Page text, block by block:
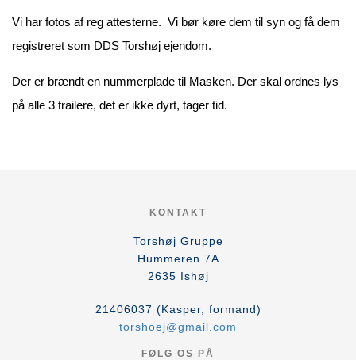
Vi har fotos af reg attesterne. Vi bør køre dem til syn og få dem
registreret som DDS Torshøj ejendom.
Der er brændt en nummerplade til Masken. Der skal ordnes lys
på alle 3 trailere, det er ikke dyrt, tager tid.
KONTAKT
Torshøj Gruppe
Hummeren 7A
2635 Ishøj
21406037 (Kasper, formand)
torshoej@gmail.com
FØLG OS PÅ